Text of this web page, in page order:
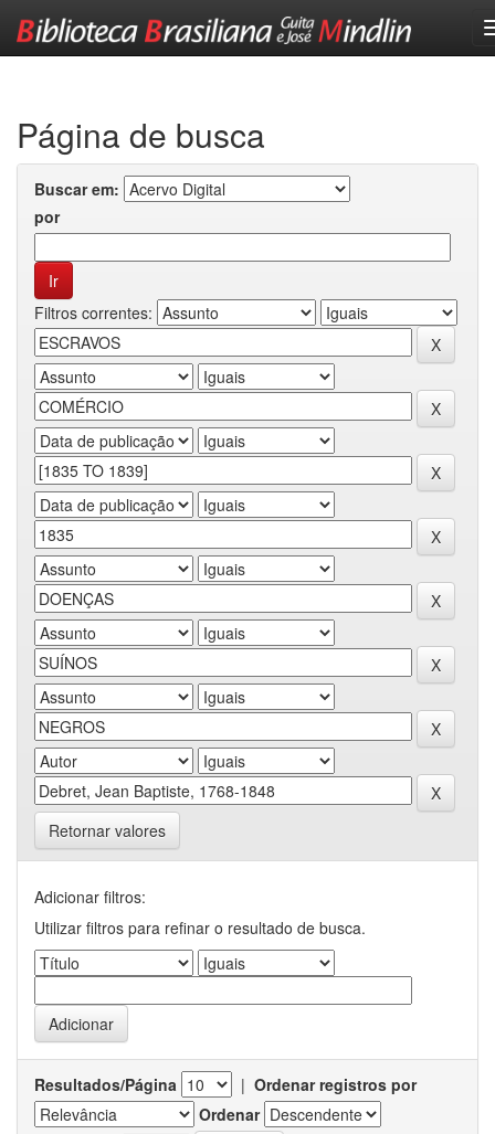
Página de busca
Buscar em:
por
Filtros correntes:
Retornar valores
Adicionar filtros:
Utilizar filtros para refinar o resultado de busca.
Resultados/Página | Ordenar registros por
Ordenar